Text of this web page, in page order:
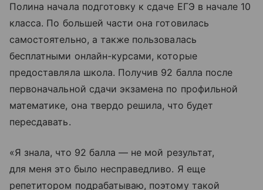
Полина начала подготовку к сдаче ЕГЭ в начале 10
класса. По большей части она готовилась
самостоятельно, а также пользовалась
бесплатными онлайн-курсами, которые
предоставляла школа. Получив 92 балла после
первоначальной сдачи экзамена по профильной
математике, она твердо решила, что будет
пересдавать.
«Я знала, что 92 балла — не мой результат,
для меня это было несправедливо. Я еще
репетитором подрабатываю, поэтому такой